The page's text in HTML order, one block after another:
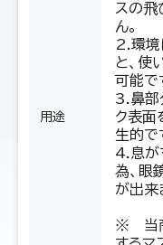
用途
スの飛
ん。
2.環境
と、使
可能で
3.鼻部
ク表面
生的で
4.息が
為、眼
が出来
※ 当商